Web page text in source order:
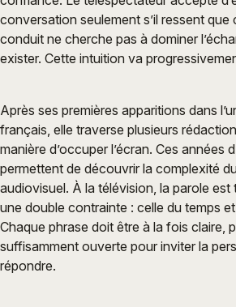
conversation seulement s’il ressent que
conduit ne cherche pas à dominer
exister. Cette intuition va
Après ses premières apparitions dans
français, elle traverse plusieurs
manière d’occuper l’écran. Ces années
permettent de découvrir la complexité
audiovisuel. À la télévision, la parole
une double contrainte : celle du temps
Chaque phrase doit être à la fois claire,
suffisamment ouverte pour inviter la
répondre.